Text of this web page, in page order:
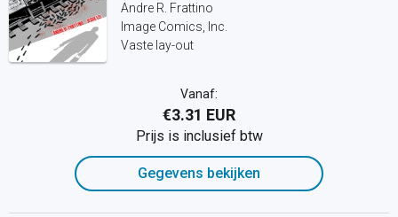
Andre R. Frattino
Image Comics, Inc.
Vaste lay-out
Vanaf:
€3.31 EUR
Prijs is inclusief btw
Gegevens bekijken